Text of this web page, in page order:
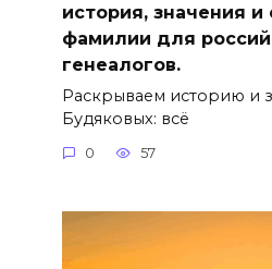
история, значения и
фамилии для
генеалогов.
Раскрываем историю и
Будяковых: всё
0 57